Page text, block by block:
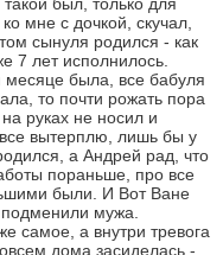
мне с дочкой, скучал,
сынуля родился - как
7 лет исполнилось.
месяце была, все бабуля
то почти рожать пора
руках не носил и
вытерплю, лишь бы у
а Андрей рад, что
пораньше, про все
были. И Вот Ване
мужа.
самое, а внутри тревога
дома засиделась -